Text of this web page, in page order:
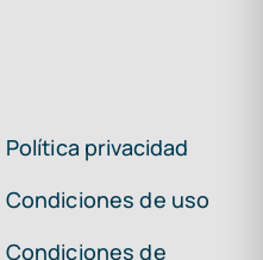
Política privacidad
Condiciones de uso
Condiciones de